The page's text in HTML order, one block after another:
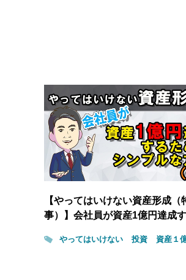
【やってはいけない資産形成（
事）】会社員が資産1億円達成
やってはいけない 投資 資産１